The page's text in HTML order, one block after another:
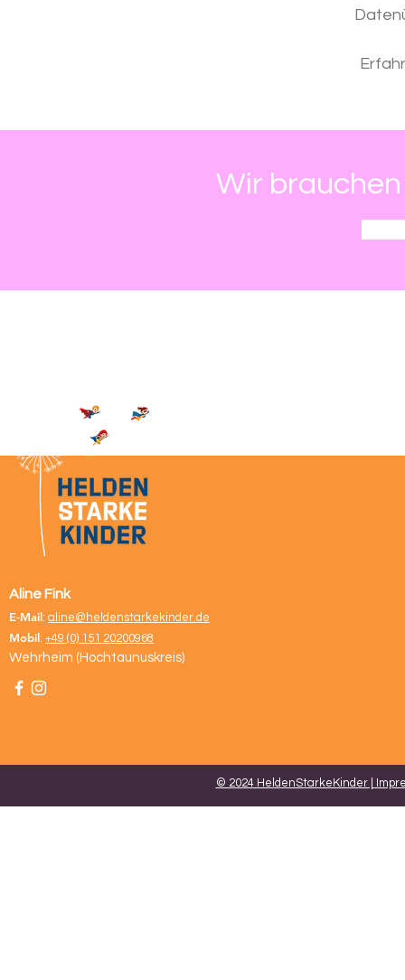
Wir
Aline Fink
E-Mail: aline@heldenstarkekinder.de
Mobil: +49 (0) 151 20200968
Wehrheim (Hochtaunuskreis)
© 2024 HeldenStarkeKinder |